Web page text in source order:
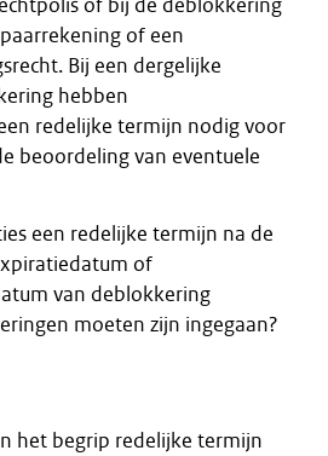
of bij de deblokkering
of een
Bij een dergelijke
hebben
redelijke termijn nodig voor
beoordeling van eventuele
een redelijke termijn na de
of
van deblokkering
moeten zijn ingegaan?
het begrip redelijke termijn